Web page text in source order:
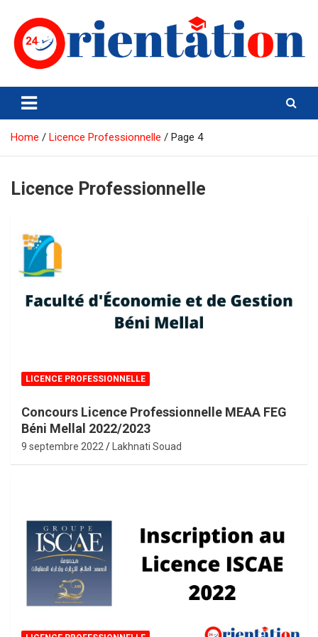
content
Orientation24
Emploi et Orientation au Maroc
Home Licence Professionnelle Page 4
Licence Professionnelle
LICENCE PROFESSIONNELLE
Concours Licence Professionnelle MEAA FEG
Béni Mellal 2022/2023
9 septembre 2022 Lakhnati Souad